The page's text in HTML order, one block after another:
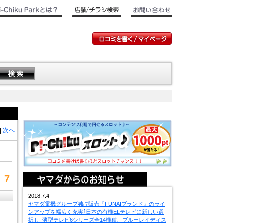
次へ
7
2018.7.4
ヤマダ電機グループ独占販売『FUNAIブランド』のライ
ンアップを幅広く充実｢日本の有機ELテレビに新しい選
択｣、薄型テレビ6シリーズ全14機種、ブルーレイディス